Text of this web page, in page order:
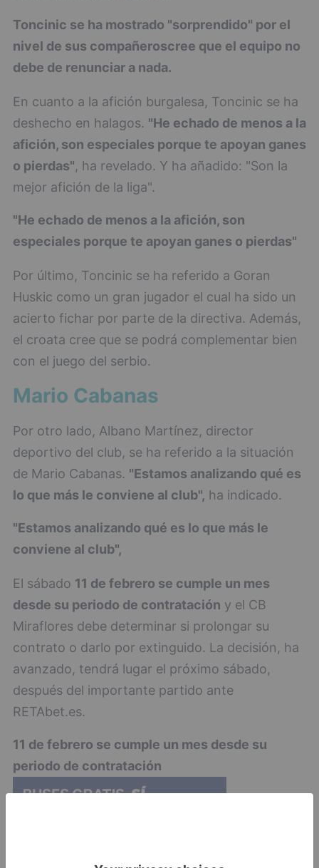
Toncinic se ha mostrado "sorprendido" por el
nivel de sus compañeroscree que el equipo no
debe de renunciar a nada.
En cuanto a la afición burgalesa, Toncinic se ha
deshecho en halagos. "He echado de menos a la
afición, son especiales porque te apoyan ganes
o pierdas", ha revelado. Y ha añadido: "Son la
mejor afición de la liga".
"He echado de menos a la afición, son
especiales porque te apoyan ganes o pierdas"
Por último, Toncinic se ha referido a Goran
Huskic como un gran jugador el cual ha sido un
acierto fichar por parte de la directiva. Además,
el croata cree que se podrá complementar bien
con el juego del serbio.
Mario Cabanas
Por otro lado, Albano Martínez, director
deportivo del club, se ha referido a la situación
de Mario Cabanas. "Estamos analizando qué es
lo que más le conviene al club", ha indicado.
"Estamos analizando qué es lo que más le
conviene al club",
El sábado 11 de febrero se cumple un mes
desde su periodo de contratación y el CB
Miraflores debe determinar si prolongar su
contrato o darlo por extinguido. La decisión, ha
avanzado, tendrá lugar el próximo sábado,
después del importante partido ante
RETAbet.es.
11 de febrero se cumple un mes desde su
periodo de contratación